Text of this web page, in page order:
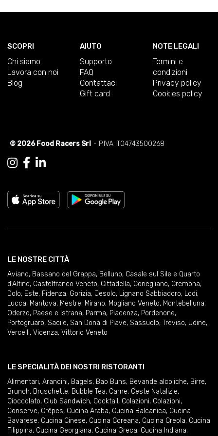
SCOPRI
Chi siamo
Lavora con noi
Blog
AIUTO
Supporto
FAQ
Contattaci
Gift card
NOTE LEGALI
Termini e
condizioni
Privacy policy
Cookies policy
© 2026 Food Racers Srl - P.IVA IT04743500268
LE NOSTRE CITTÀ
Aviano, Bassano del Grappa, Belluno, Casale sul Sile e Quarto
d'Altino, Castelfranco Veneto, Cittadella, Conegliano, Cremona,
Dolo, Este, Fidenza, Gorizia, Jesolo, Lignano Sabbiadoro, Lodi,
Lucca, Mantova, Mestre, Mirano, Mogliano Veneto, Montebelluna,
Oderzo, Paese e Istrana, Parma, Piacenza, Pordenone,
Portogruaro, Sacile, San Donà di Piave, Sassuolo, Treviso, Udine,
Vercelli, Vicenza, Vittorio Veneto
LE SPECIALITÀ DEI NOSTRI RISTORANTI
Alimentari, Arancini, Bagels, Bao Buns, Bevande alcoliche, Birre,
Brunch, Bruschette, Bubble Tea, Carne, Ceste Natalizie,
Cioccolato, Club Sandwich, Cocktail , Colazioni, Colazioni,
Conserve, Crêpes, Cucina Araba, Cucina Balcanica, Cucina
Bavarese, Cucina Cinese, Cucina Coreana, Cucina Creola, Cucina
Filippina, Cucina Georgiana, Cucina Greca, Cucina Indiana,